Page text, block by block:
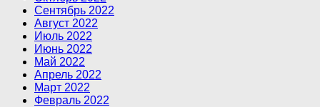
Сентябрь 2022
Август 2022
Июль 2022
Июнь 2022
Май 2022
Апрель 2022
Март 2022
Февраль 2022